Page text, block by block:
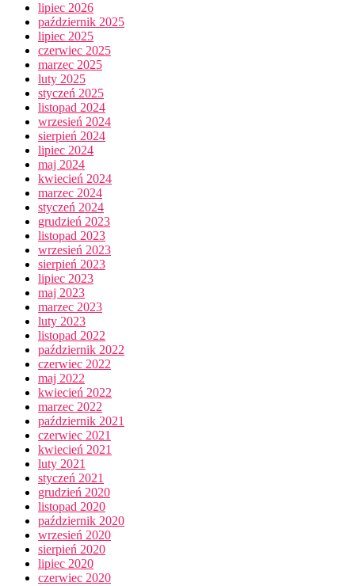
lipiec 2026
październik 2025
lipiec 2025
czerwiec 2025
marzec 2025
luty 2025
styczeń 2025
listopad 2024
wrzesień 2024
sierpień 2024
lipiec 2024
maj 2024
kwiecień 2024
marzec 2024
styczeń 2024
grudzień 2023
listopad 2023
wrzesień 2023
sierpień 2023
lipiec 2023
maj 2023
marzec 2023
luty 2023
listopad 2022
październik 2022
czerwiec 2022
maj 2022
kwiecień 2022
marzec 2022
październik 2021
czerwiec 2021
kwiecień 2021
luty 2021
styczeń 2021
grudzień 2020
listopad 2020
październik 2020
wrzesień 2020
sierpień 2020
lipiec 2020
czerwiec 2020